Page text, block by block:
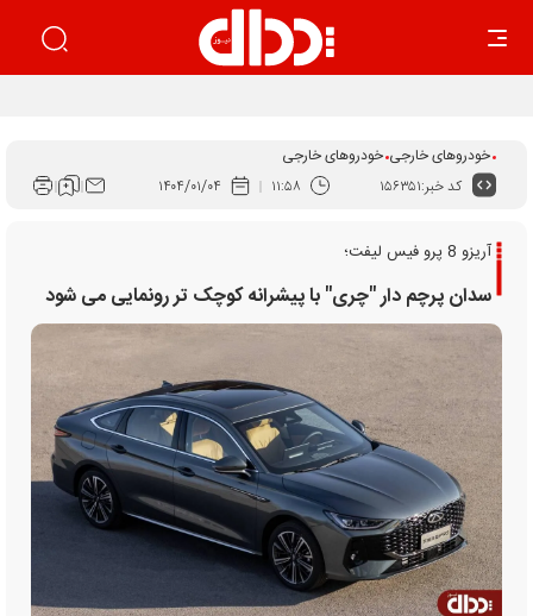
خودروهای خارجی خودروهای خارجی
کد خبر:۱۵۶۳۵۱ ۱۱:۵۸ ۱۴۰۴/۰۱/۰۴
آریزو 8 پرو فیس لیفت؛
سدان پرچم دار "چری" با پیشرانه کوچک تر رونمایی می شود